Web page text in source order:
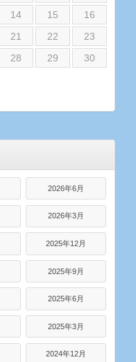
14 15
16
21 22
23
28 29
30
2026年6月
2026年3月
2025年12月
2025年9月
2025年6月
2025年3月
2024年12月